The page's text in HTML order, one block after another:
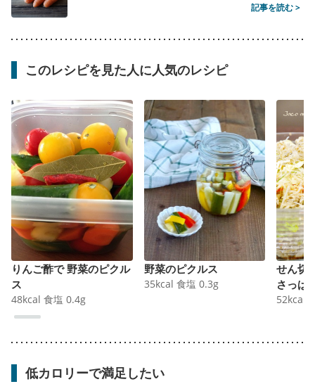
記事を読む >
このレシピを見た人に人気のレシピ
りんご酢で 野菜のピクル
ス
48kcal 食塩 0.4g
野菜のピクルス
35kcal 食塩 0.3g
せん切
さっぱ
52kcal
低カロリーで満足したい